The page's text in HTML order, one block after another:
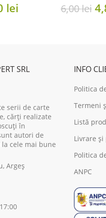
lei 6,00lei
SRL
serii de carte
cărți realizate
în
autori de
cele mai bune
Argeș
INFO
Politica
Termeni
Listă
Livrare și
Politica
ANPC